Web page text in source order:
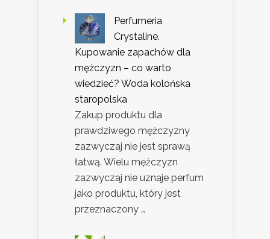
Perfumeria
Crystaline.
Kupowanie zapachów dla
mężczyzn – co warto
wiedzieć? Woda kolońska
staropolska
Zakup produktu dla
prawdziwego mężczyzny
zazwyczaj nie jest sprawą
łatwą. Wielu mężczyzn
zazwyczaj nie uznaje perfum
jako produktu, który jest
przeznaczony …